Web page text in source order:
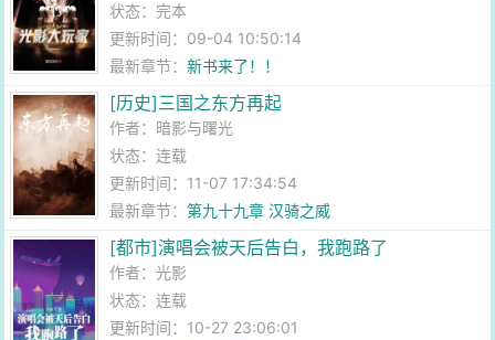
状态：完本
更新时间：09-04 10:50:14
最新章节：新书来了！！
[历史]三国之东方再起
作者： 暗影与曙光
状态：连载
更新时间：11-07 17:34:54
最新章节：第九十九章 汉骑之威
[都市]演唱会被天后告白，我跑路了
作者：光影
状态：连载
更新时间：10-27 23:06:01